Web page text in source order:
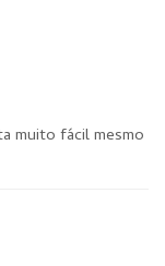
muito fácil mesmo